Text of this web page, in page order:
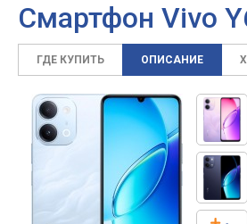
Смартфон Vivo
ГДЕ КУПИТЬ ОПИСАНИЕ